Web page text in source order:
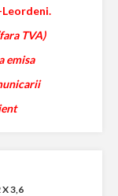
TVA)
emisa
3,6